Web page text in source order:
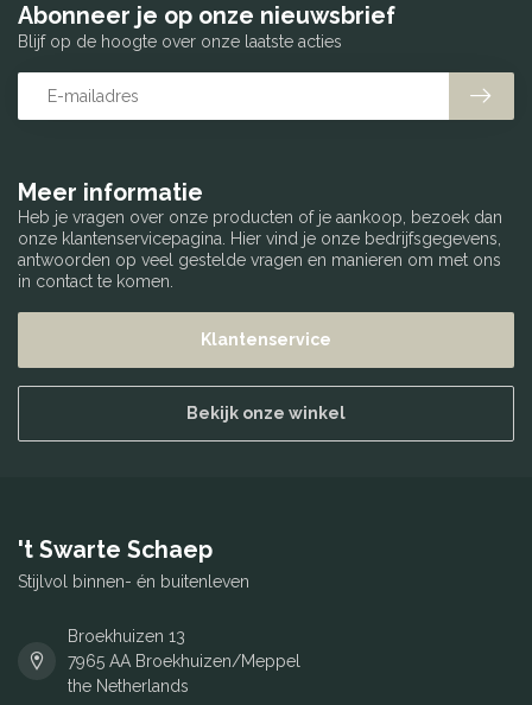
Meer informatie
Heb je vragen over onze producten of je aankoop, bezoek dan
onze klantenservicepagina. Hier vind je onze bedrijfsgegevens,
antwoorden op veel gestelde vragen en manieren om met ons
in contact te komen.
Klantenservice
Bekijk onze winkel
Abonneer je op onze nieuwsbrief
Blijf op de hoogte over onze laatste acties
't Swarte Schaep
Stijlvol binnen- én buitenleven
Broekhuizen 13
7965 AA Broekhuizen/Meppel
the Netherlands